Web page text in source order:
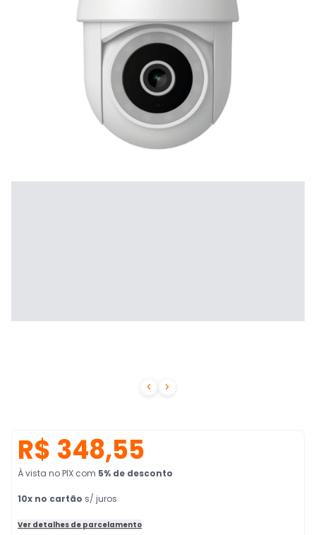
 
R$ 348,55
À vista no PIX com 5% de desconto
10x no cartão s/ juros
Ver detalhes de parcelamento